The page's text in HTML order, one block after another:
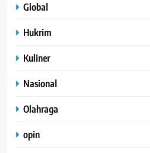
Global
Hukrim
Kuliner
Nasional
Olahraga
opin